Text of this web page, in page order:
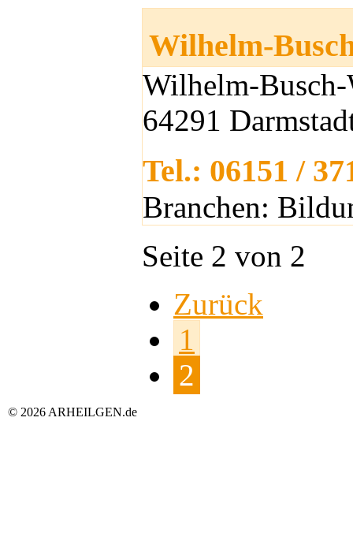
Wilhelm-
Wilhelm-Busch-
64291
Tel.: 06151 /
Branchen:
Seite 2 von 2
Zurück
1
2
© 2026 ARHEILGEN.de